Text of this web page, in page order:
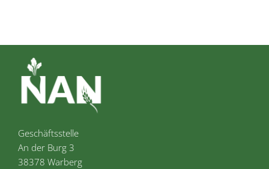
Geschäftsstelle
An der Burg 3
38378 Warberg